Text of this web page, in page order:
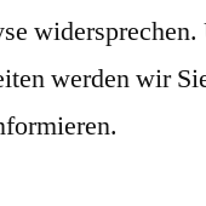
widersprechen.
werden wir